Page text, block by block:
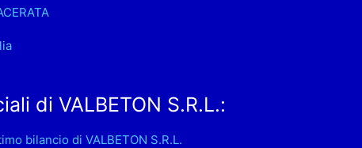
di VALBETON S.R.L.:
bilancio di VALBETON S.R.L.